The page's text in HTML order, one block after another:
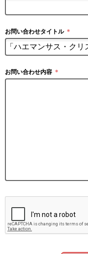
お問い合わせタイトル ＊
お問い合わせ内容 ＊